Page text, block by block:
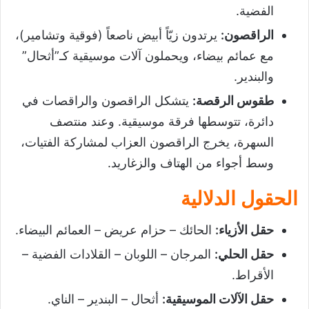
الفضية.
الراقصون: يرتدون زيّاً أبيض ناصعاً (فوقية وتشامير)،
مع عمائم بيضاء، ويحملون آلات موسيقية كـ”أثحال”
والبندير.
طقوس الرقصة: يتشكل الراقصون والراقصات في
دائرة، تتوسطها فرقة موسيقية. وعند منتصف
السهرة، يخرج الراقصون العزاب لمشاركة الفتيات،
وسط أجواء من الهتاف والزغاريد.
الحقول الدلالية
حقل الأزياء: الحائك – حزام عريض – العمائم البيضاء.
حقل الحلي: المرجان – اللوبان – القلادات الفضية –
الأقراط.
حقل الآلات الموسيقية: أثحال – البندير – الناي.